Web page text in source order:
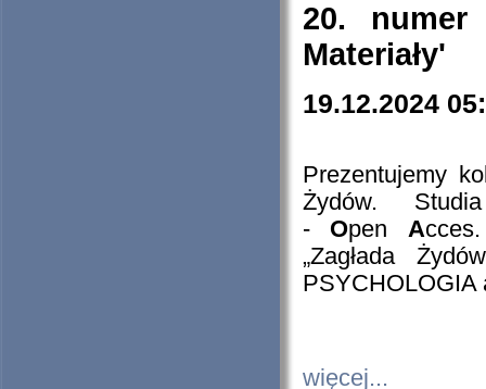
20. numer
Materiały'
19.12.2024
Prezentujemy
Żydów.
- Open A
„Zagłada
PSYCHOLOGIA
więcej...